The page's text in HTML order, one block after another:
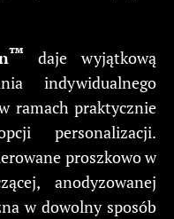
™daje wyjątkową
indywidualnego
ramach praktycznie
personalizacji.
proszkowo w
anodyzowanej
w dowolny sposób